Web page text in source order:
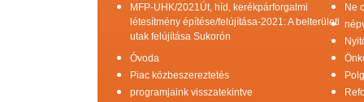
MFP-UHK/2021Út, híd, kerékpárforgalmi
létesítmény építése/felújítása-2021: A belterületi
utak felújítása Sukorón
Ne
Óvoda
Piac közbeszereztetés
programjaink visszatekintve